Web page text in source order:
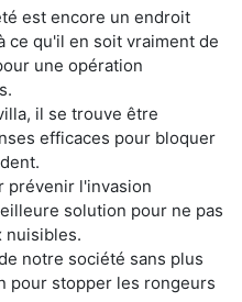
est encore un endroit
ce qu'il en soit vraiment de
une opération
il se trouve être
efficaces pour bloquer
prévenir l'invasion
solution pour ne pas
nuisibles.
notre société sans plus
pour stopper les rongeurs